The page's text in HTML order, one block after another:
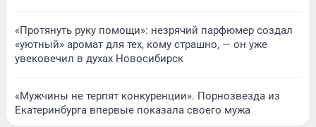
«Протянуть руку помощи»: незрячий парфюмер создал
«уютный» аромат для тех, кому страшно, — он уже
увековечил в духах Новосибирск
«Мужчины не терпят конкуренции». Порнозвезда из
Екатеринбурга впервые показала своего мужа